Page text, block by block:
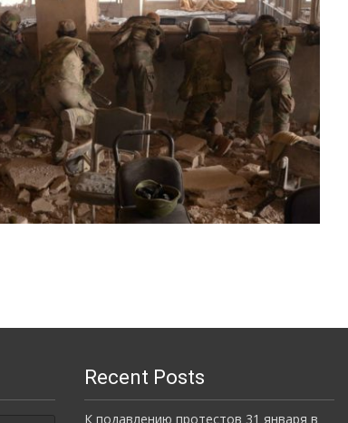
Recent Posts
К подавлению протестов 31 января в